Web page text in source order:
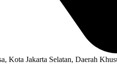
Kota Jakarta Selatan, Daerah